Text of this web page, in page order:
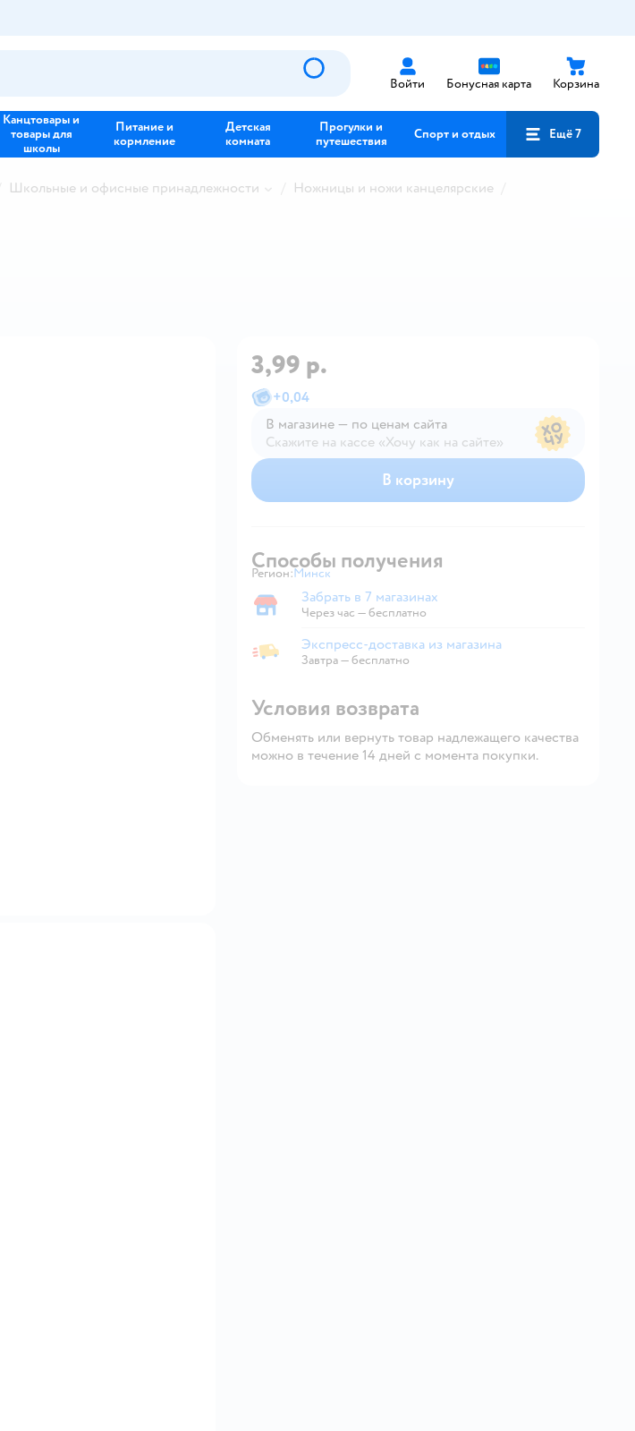
Войти Бонусная карта Корзина
Канцтовары и
товары для
школы
Питание и
кормление
Детская
комната
Прогулки и
путешествия
Спорт и отдых Ещё 7
Школьные и офисные принадлежности
Ножницы и ножи канцелярские
3,99 р.
+0,04
В магазине — по ценам сайта
Скажите на кассе «Хочу как на сайте»
В магазине — по ценам сайта
В корзину
Способы получения
Регион: Выбор адреса доставки.
Минск
Забрать в магазине
Забрать в 7 магазинах
Через час — бесплатно
Экспресс-доставка из магазина
Экспресс-доставка из магазина
Завтра—бесплатно
Условия возврата
Обменять или вернуть товар надлежащего качества
можно в течение 14 дней с момента покупки.